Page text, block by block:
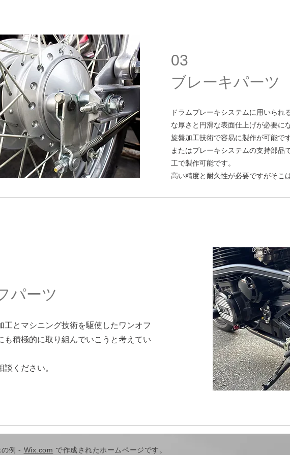
03
ブレーキパーツ
ドラムブレーキシステムに用いられ
な厚さと円滑な表面仕上げが必要に
旋盤加工技術で容易に製作が可能で
またはブレーキシステムの支持部品
工で製作可能です。
高い精度と耐久性が必要ですがそこ
パーツ
工とマシニング技術を駆使したワンオフ
も積極的に取り組んでいこうと考えてい
ください。
例 - Wix.com で作成されたホームページです。